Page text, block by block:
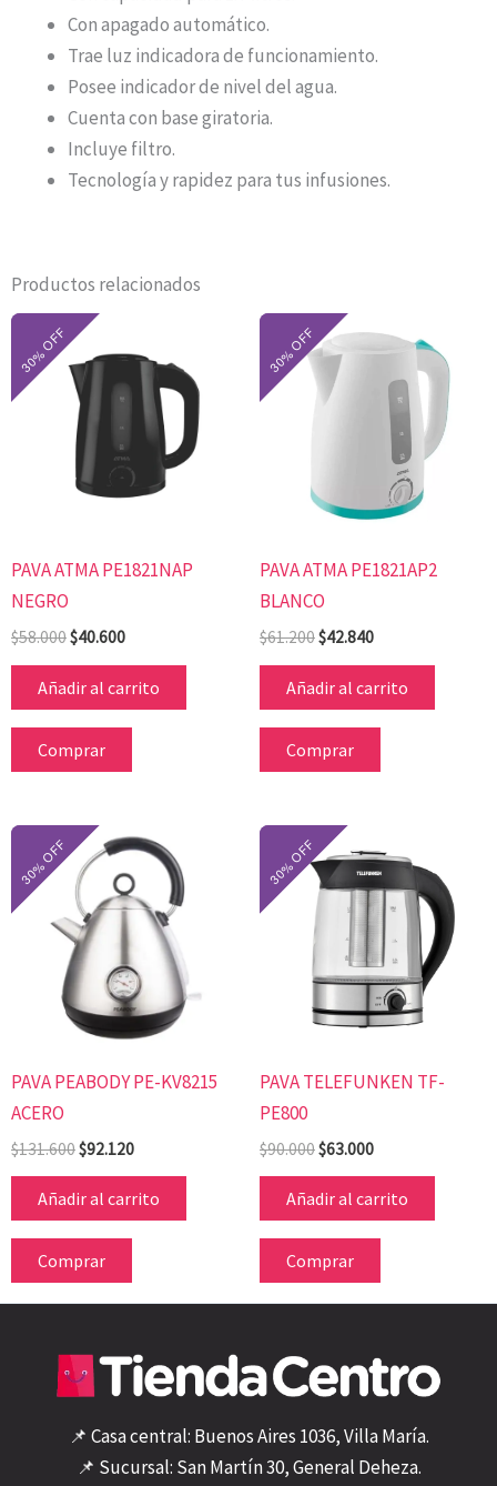
Con apagado automático.
Trae luz indicadora de funcionamiento.
Posee indicador de nivel del agua.
Cuenta con base giratoria.
Incluye filtro.
Tecnología y rapidez para tus infusiones.
Productos relacionados
PAVA ATMA PE1821NAP
NEGRO
$58.000
precio
original
era:
$58.000.
$40.600
actual
es:
$40.600.
Añadir al carrito
Comprar
PAVA ATMA PE1821AP2
BLANCO
$61.200
precio
original
era:
$61.200.
$42.840
precio
es:
$42.840.
Añadir al carrito
Comprar
PAVA PEABODY PE-KV8215
ACERO
$131.600
El
precio
original
era:
$131.600.
$92.120
El
precio
actual
es:
$92.120.
Añadir al carrito
Comprar
PAVA TELEFUNKEN TF-
PE800
$90.000
precio
original
era:
$90.000.
$63.000
precio
actual
es:
$63.000.
Añadir al carrito
Comprar
📌 Casa central: Buenos Aires 1036, Villa María.
📌 Sucursal: San Martín 30, General Deheza.